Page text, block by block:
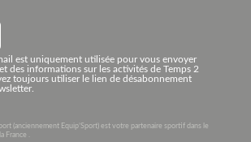
est uniquement utilisée pour vous envoyer
des informations sur les activités de Temps 2
toujours utiliser le lien de désabonnement
(anciennement Equip’Sport) est votre partenaire sportif dans le
France .